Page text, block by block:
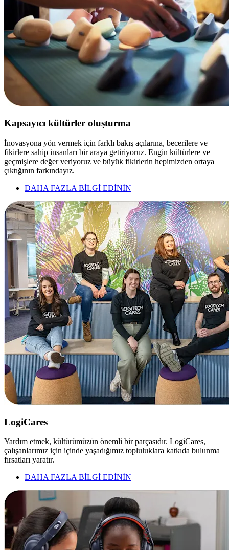
Kapsayıcı kültürler oluşturma
İnovasyona yön vermek için farklı bakış açılarına, becerilere ve
fikirlere sahip insanları bir araya getiriyoruz. Engin kültürlere ve
geçmişlere değer veriyoruz ve büyük fikirlerin hepimizden ortaya
çıktığının farkındayız.
DAHA FAZLA BİLGİ EDİNİN
LogiCares
Yardım etmek, kültürümüzün önemli bir parçasıdır. LogiCares,
çalışanlarımız için içinde yaşadığımız topluluklara katkıda bulunma
fırsatları yaratır.
DAHA FAZLA BİLGİ EDİNİN